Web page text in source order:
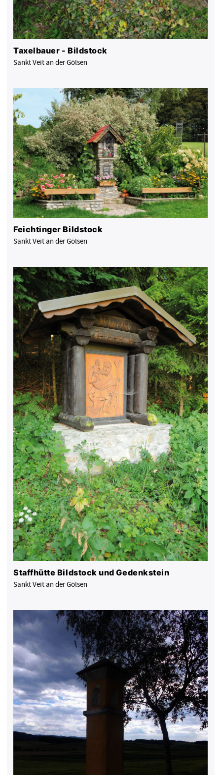
Taxelbauer - Bildstock
Sankt Veit an der Gölsen
Feichtinger Bildstock
Sankt Veit an der Gölsen
Staffhütte Bildstock und Gedenkstein
Sankt Veit an der Gölsen